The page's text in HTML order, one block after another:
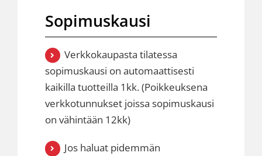
Sopimuskausi
Verkkokaupasta tilatessa
sopimuskausi on automaattisesti
kaikilla tuotteilla 1kk. (Poikkeuksena
verkkotunnukset joissa sopimuskausi
on vähintään 12kk)
Jos haluat pidemmän